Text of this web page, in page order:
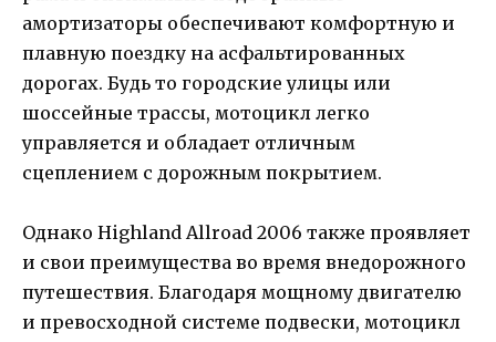
амортизаторы обеспечивают комфортную и
плавную поездку на асфальтированных
дорогах. Будь то городские улицы или
шоссейные трассы, мотоцикл легко
управляется и обладает отличным
сцеплением с дорожным покрытием.
Однако Highland Allroad 2006 также проявляет
и свои преимущества во время внедорожного
путешествия. Благодаря мощному двигателю
и превосходной системе подвески, мотоцикл